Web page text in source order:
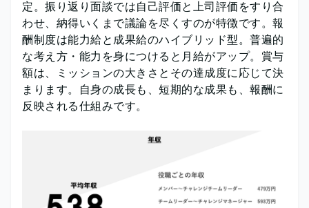
定。振り返り面談では自己評価と上司評価をすり合
わせ、納得いくまで議論を尽くすのが特徴です。報
酬制度は能力給と成果給のハイブリッド型。普遍的
な考え方・能力を身につけると月給がアップ。賞与
額は、ミッションの大きさとその達成度に応じて決
まります。自身の成長も、短期的な成果も、報酬に
反映される仕組みです。